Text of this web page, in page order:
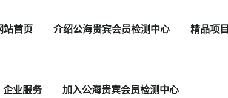
站首页 介绍公海贵宾会员检测中心 精品项目
企业服务 加入公海贵宾会员检测中心